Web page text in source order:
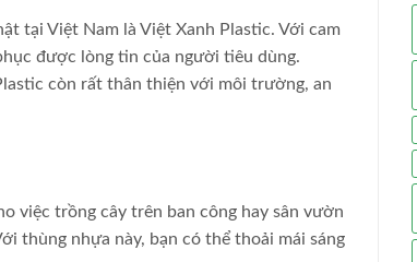
tại Việt Nam là Việt Xanh Plastic. Với cam
được lòng tin của người tiêu dùng.
còn rất thân thiện với môi trường, an
việc trồng cây trên ban công hay sân vườn
thùng nhựa này, bạn có thể thoải mái sáng